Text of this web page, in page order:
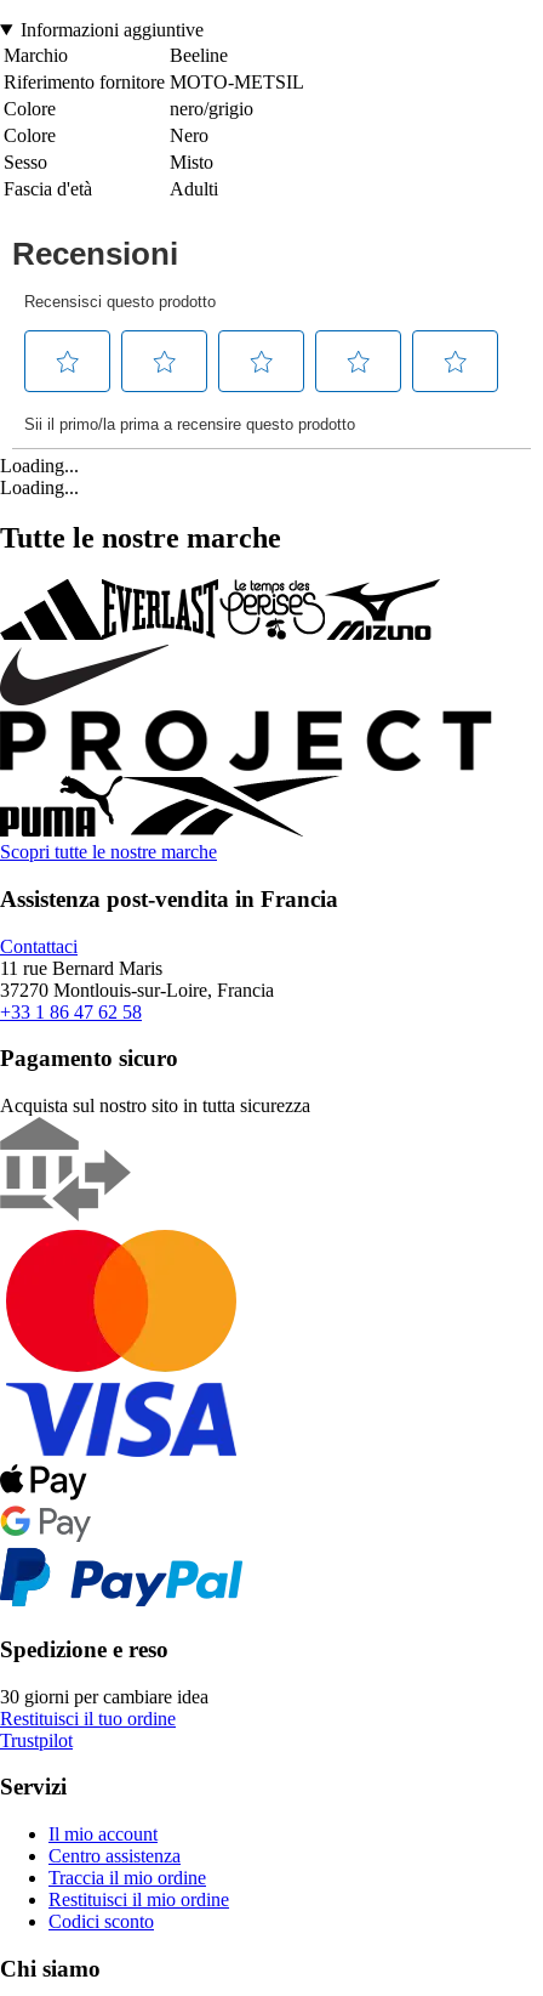
Informazioni aggiuntive
Marchio
Beeline
Riferimento fornitore MOTO-METSIL
Colore
nero/grigio
Colore
Nero
Sesso
Misto
Fascia d'età
Adulti
Loading...
Loading...
Tutte le nostre marche
Scopri tutte le nostre marche
Assistenza post-vendita in Francia
Contattaci
11 rue Bernard Maris
37270 Montlouis-sur-Loire, Francia
+33 1 86 47 62 58
Pagamento sicuro
Acquista sul nostro sito in tutta sicurezza
Spedizione e reso
30 giorni per cambiare idea
Restituisci il tuo ordine
Trustpilot
Servizi
Il mio account
Centro assistenza
Traccia il mio ordine
Restituisci il mio ordine
Codici sconto
Chi siamo